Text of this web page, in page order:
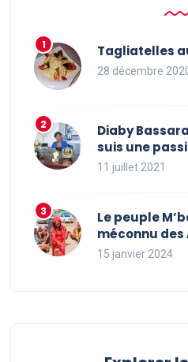
Tagliatelles
28 décembre
Diaby
suis une
11 juillet 2021
Le peuple
méconnu
15 janvier 2024